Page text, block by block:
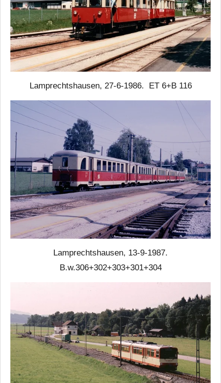
Lamprechtshausen, 27-6-1986. ET 6+B 116
Lamprechtshausen, 13-9-1987.
B.w.306+302+303+301+304